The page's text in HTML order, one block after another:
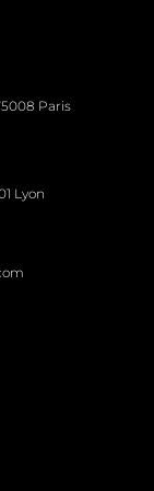
Paris
Lyon